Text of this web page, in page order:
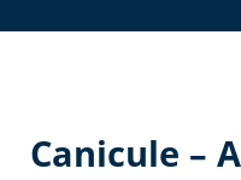
Canicule –